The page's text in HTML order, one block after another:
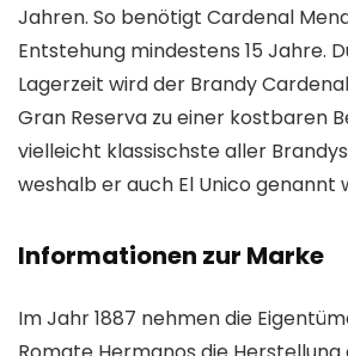
Jahren. So benötigt Cardenal
Entstehung mindestens 15 Jahre.
Lagerzeit wird der Brandy
Gran Reserva zu einer kostbaren
vielleicht klassischste aller
weshalb er auch El Unico genannt
Informationen zur Marke
Im Jahr 1887 nehmen die